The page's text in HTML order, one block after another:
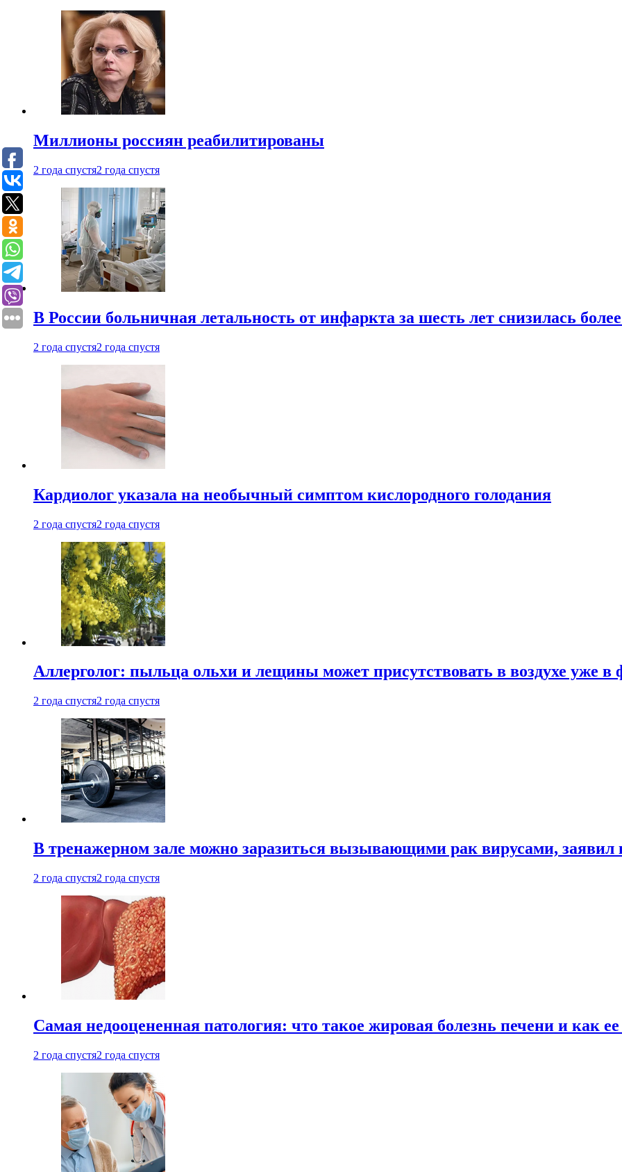
Миллионы россиян реабилитированы
2 года спустя2 года спустя
В России больничная летальность от инфаркта за шесть лет снизилась
2 года спустя2 года спустя
Кардиолог указала на необычный симптом кислородного голодания
2 года спустя2 года спустя
Аллерголог: пыльца ольхи и лещины может присутствовать в воздухе уже в
2 года спустя2 года спустя
В тренажерном зале можно заразиться вызывающими рак вирусами, заявил
2 года спустя2 года спустя
Самая недооцененная патология: что такое жировая болезнь печени и как
2 года спустя2 года спустя